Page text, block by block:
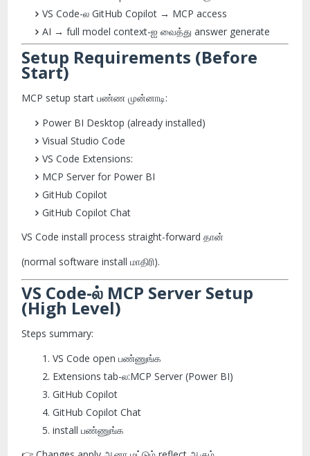
VS Code-ல GitHub Copilot → MCP access
AI → full model context-ஐ வைத்து answer generate
Setup Requirements (Before
Start)
MCP setup start பண்ண முன்னாடி:
Power BI Desktop (already installed)
Visual Studio Code
VS Code Extensions:
MCP Server for Power BI
GitHub Copilot
GitHub Copilot Chat
VS Code install process straight-forward தான்
(normal software install மாதிரி).
VS Code-ல் MCP Server Setup
(High Level)
Steps summary:
VS Code open பண்ணுங்க
Extensions tab-ல:MCP Server (Power BI)
GitHub Copilot
GitHub Copilot Chat
install பண்ணுங்க